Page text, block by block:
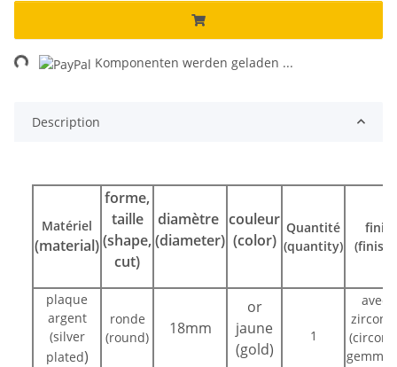
Komponenten werden geladen ...
Description
Matériel
(material)
forme,
taille
(shape,
cut)
diamètre
(diameter)
couleur
(color)
Quantité
(quantity)
fini
(finish)
plaque
argent
(silver
plated)
ronde
(round)
18mm
or
jaune
(gold)
1
avec
zirconia